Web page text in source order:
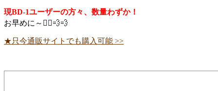
現BD-1ユーザーの方々、数量わずか！
お早めに～🚴‍♀️💨💨
★只今通販サイトでも購入可能 >>